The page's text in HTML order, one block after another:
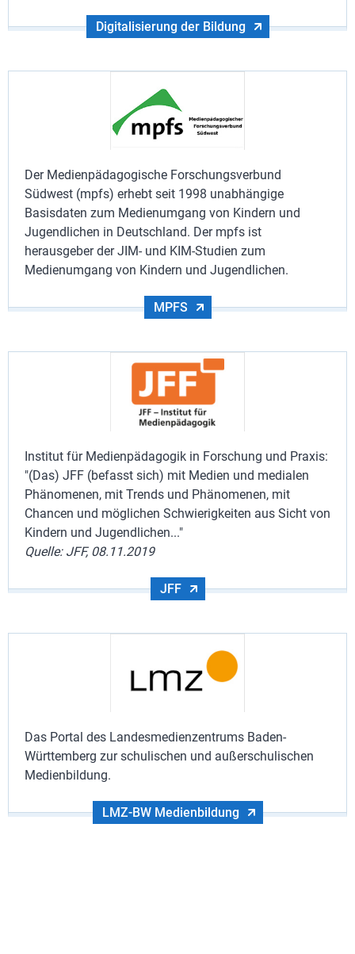
Digitalisierung der Bildung
Der Medienpädagogische Forschungsverbund
Südwest (mpfs) erhebt seit 1998 unabhängige
Basisdaten zum Medienumgang von Kindern und
Jugendlichen in Deutschland. Der mpfs ist
herausgeber der JIM- und KIM-Studien zum
Medienumgang von Kindern und Jugendlichen.
MPFS
Institut für Medienpädagogik in Forschung und Praxis:
"(Das) JFF (befasst sich) mit Medien und medialen
Phänomenen, mit Trends und Phänomenen, mit
Chancen und möglichen Schwierigkeiten aus Sicht von
Kindern und Jugendlichen..."
Quelle: JFF, 08.11.2019
JFF
Das Portal des Landesmedienzentrums Baden-
Württemberg zur schulischen und außerschulischen
Medienbildung.
LMZ-BW Medienbildung